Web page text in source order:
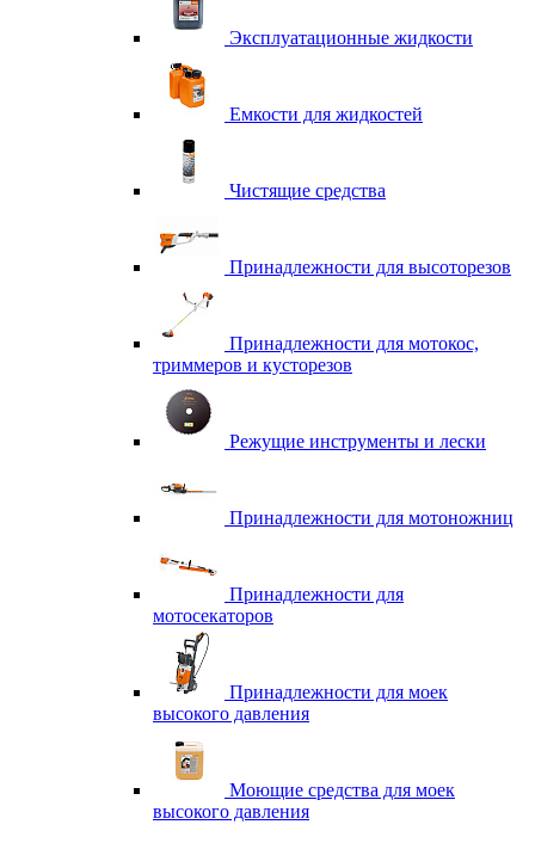
Эксплуатационные жидкости
Емкости для жидкостей
Чистящие средства
Принадлежности для высоторезов
Принадлежности для мотокос,
триммеров и кусторезов
Режущие инструменты и лески
Принадлежности для мотоножниц
Принадлежности для
мотосекаторов
Принадлежности для моек
высокого давления
Моющие средства для моек
высокого давления